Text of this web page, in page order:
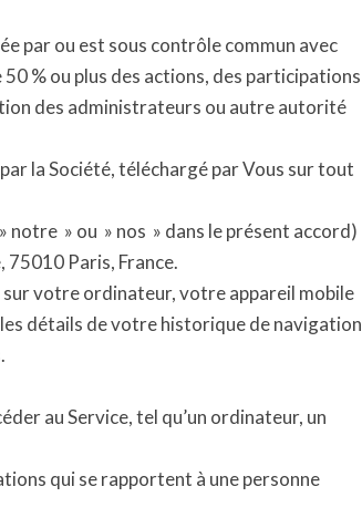
par ou est sous contrôle commun avec
% ou plus des actions, des participations
des administrateurs ou autre autorité
la Société, téléchargé par Vous sur tout
notre » ou » nos » dans le présent accord)
75010 Paris, France.
votre ordinateur, votre appareil mobile
détails de votre historique de navigation
au Service, tel qu’un ordinateur, un
qui se rapportent à une personne